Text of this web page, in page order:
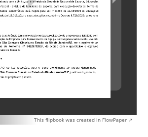
This flipbook was created in FlowPaper ↗